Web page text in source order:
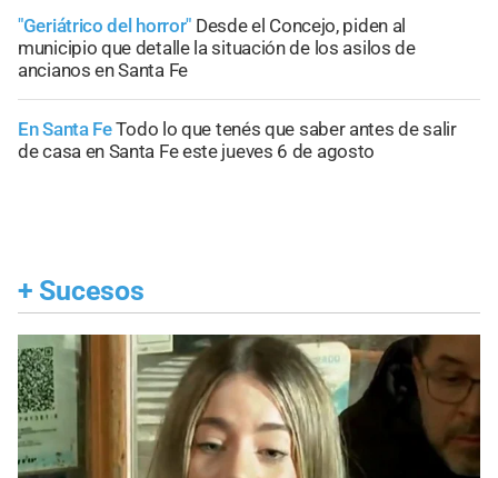
"Geriátrico del horror" Desde el Concejo, piden al
municipio que detalle la situación de los asilos de
ancianos en Santa Fe
En Santa FeTodo lo que tenés que saber antes de salir
de casa en Santa Fe este jueves 6 de agosto
+ Sucesos